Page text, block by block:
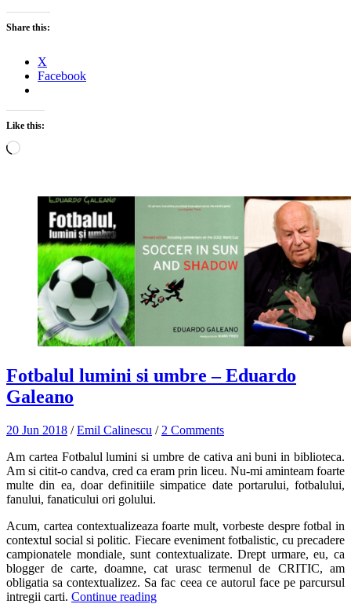
Share this:
X
Facebook
Like this:
Loading…
Fotbalul lumini si umbre – Eduardo
Galeano
20 Jun 2018 /Emil Calinescu / 2 Comments
Am cartea Fotbalul lumini si umbre de cativa ani buni in biblioteca.
Am si citit-o candva, cred ca eram prin liceu. Nu-mi aminteam foarte
multe din ea, doar definitiile simpatice date portarului, fotbalului,
fanului, fanaticului ori golului.
Acum, cartea contextualizeaza foarte mult, vorbeste despre fotbal in
contextul social si politic. Fiecare eveniment fotbalistic, cu precadere
campionatele mondiale, sunt contextualizate. Drept urmare, eu, ca
blogger de carte, doamne, cat urasc termenul de CRITIC, am
obligatia sa contextualizez. Sa fac ceea ce autorul face pe parcursul
intregii carti. Continue reading